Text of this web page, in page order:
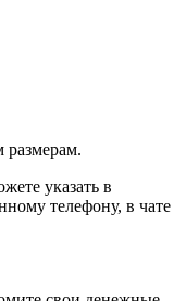
указать в
телефону, в чате